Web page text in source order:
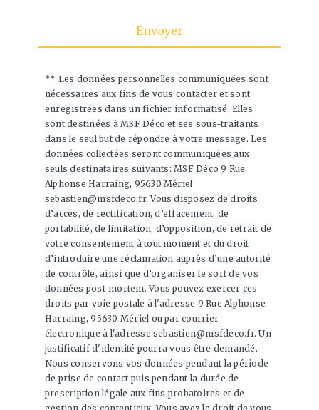
Envoyer
** Les données personnelles communiquées sont
nécessaires aux fins de vous contacter et sont
enregistrées dans un fichier informatisé. Elles
sont destinées à MSF Déco et ses sous-traitants
dans le seul but de répondre à votre message. Les
données collectées seront communiquées aux
seuls destinataires suivants: MSF Déco 9 Rue
Alphonse Harraing, 95630 Mériel
sebastien@msfdeco.fr. Vous disposez de droits
d’accès, de rectification, d’effacement, de
portabilité, de limitation, d’opposition, de retrait de
votre consentement à tout moment et du droit
d’introduire une réclamation auprès d’une autorité
de contrôle, ainsi que d’organiser le sort de vos
données post-mortem. Vous pouvez exercer ces
droits par voie postale à l'adresse 9 Rue Alphonse
Harraing, 95630 Mériel ou par courrier
électronique à l'adresse sebastien@msfdeco.fr. Un
justificatif d'identité pourra vous être demandé.
Nous conservons vos données pendant la période
de prise de contact puis pendant la durée de
prescription légale aux fins probatoires et de